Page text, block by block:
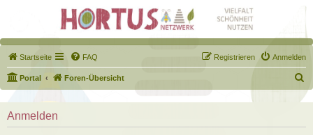
Startseite FAQ Anmelden
Registrieren
Portal Foren-Übersicht
u
h
Anmelden